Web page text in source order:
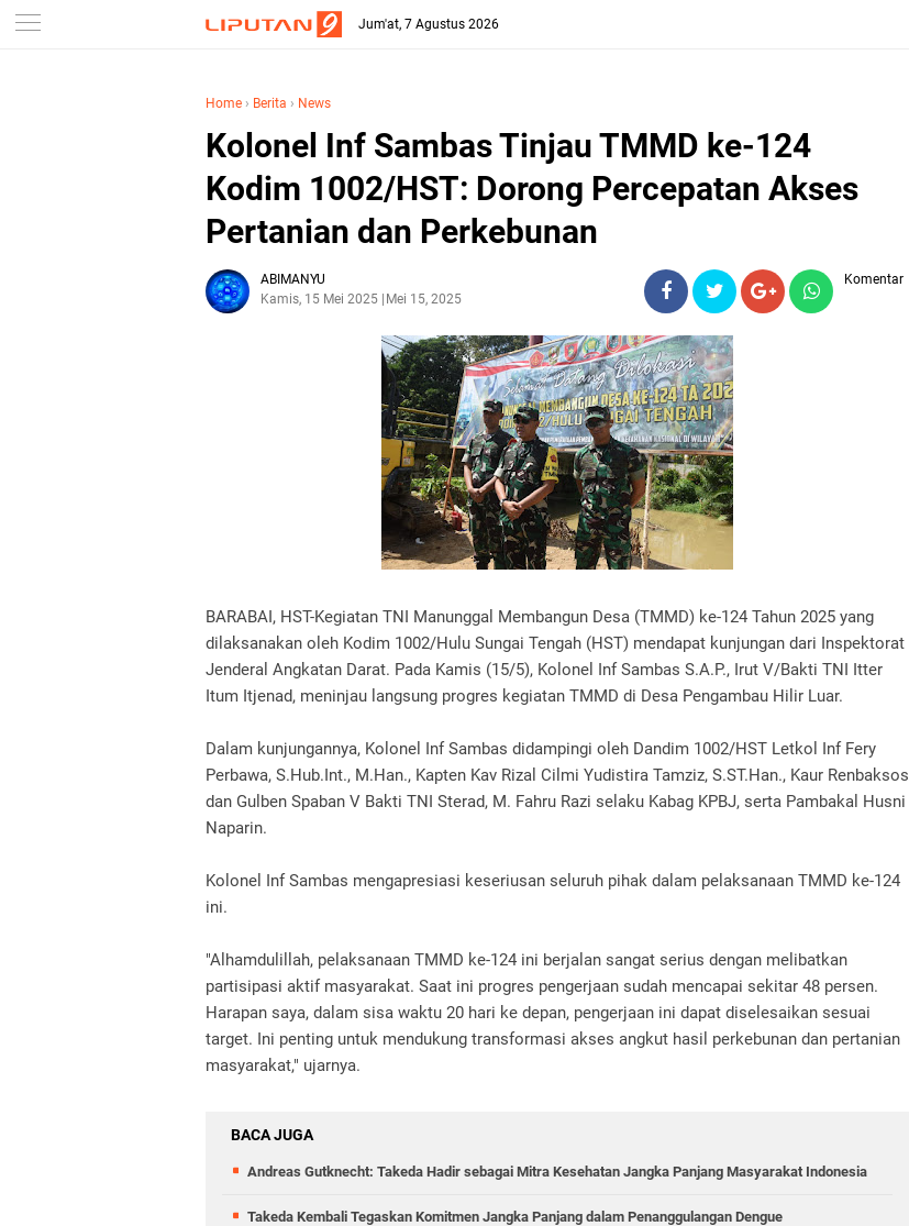
Jum'at, 7 Agustus 2026
Home › Berita › News
Kolonel Inf Sambas Tinjau TMMD ke-124
Kodim 1002/HST: Dorong Percepatan Akses
Pertanian dan Perkebunan
ABIMANYU
Kamis, 15 Mei 2025
Mei 15, 2025
Komentar
BARABAI, HST-Kegiatan TNI Manunggal Membangun Desa (TMMD) ke-124 Tahun 2025 yang
dilaksanakan oleh Kodim 1002/Hulu Sungai Tengah (HST) mendapat kunjungan dari Inspektorat
Jenderal Angkatan Darat. Pada Kamis (15/5), Kolonel Inf Sambas S.A.P., Irut V/Bakti TNI Itter
Itum Itjenad, meninjau langsung progres kegiatan TMMD di Desa Pengambau Hilir Luar.
Dalam kunjungannya, Kolonel Inf Sambas didampingi oleh Dandim 1002/HST Letkol Inf Fery
Perbawa, S.Hub.Int., M.Han., Kapten Kav Rizal Cilmi Yudistira Tamziz, S.ST.Han., Kaur Renbaksos
dan Gulben Spaban V Bakti TNI Sterad, M. Fahru Razi selaku Kabag KPBJ, serta Pambakal Husni
Naparin.
Kolonel Inf Sambas mengapresiasi keseriusan seluruh pihak dalam pelaksanaan TMMD ke-124
ini.
"Alhamdulillah, pelaksanaan TMMD ke-124 ini berjalan sangat serius dengan melibatkan
partisipasi aktif masyarakat. Saat ini progres pengerjaan sudah mencapai sekitar 48 persen.
Harapan saya, dalam sisa waktu 20 hari ke depan, pengerjaan ini dapat diselesaikan sesuai
target. Ini penting untuk mendukung transformasi akses angkut hasil perkebunan dan pertanian
masyarakat," ujarnya.
BACA JUGA
Andreas Gutknecht: Takeda Hadir sebagai Mitra Kesehatan Jangka Panjang Masyarakat Indonesia
Takeda Kembali Tegaskan Komitmen Jangka Panjang dalam Penanggulangan Dengue